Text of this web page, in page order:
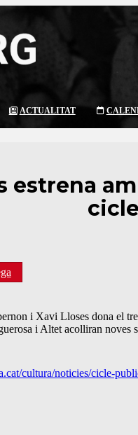
ACTUALITAT
estrena
i Xavi Lloses dona el
i Altet acolliran noves
cultura/noticies/cicle-